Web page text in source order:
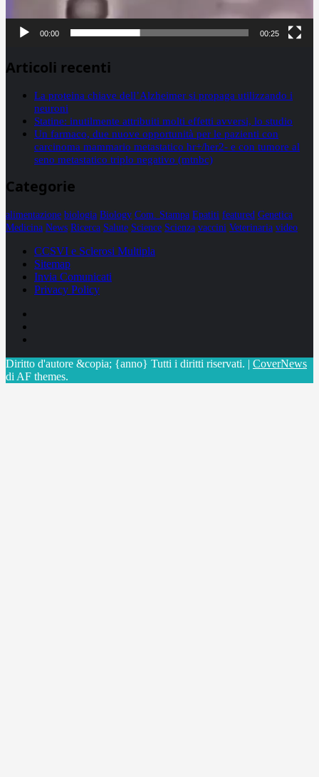
00:00 00:25
Articoli recenti
La proteina chiave dell’Alzheimer si propaga utilizzando i
neuroni
Statine: inutilmente attribuiti molti effetti avversi, lo studio
Un farmaco, due nuove opportunità per le pazienti con
carcinoma mammario metastatico hr+/her2- e con tumore al
seno metastatico triplo negativo (mtnbc)
Categorie
alimentazione biologia Biology Com. Stampa Epatiti featured Genetica
Medicina News Ricerca Salute Science Scienza vaccini Veterinaria video
CCSVI e Sclerosi Multipla
Sitemap
Invia Comunicati
Privacy Policy
Diritto d'autore &copia; {anno} Tutti i diritti riservati. | CoverNews
di AF themes.